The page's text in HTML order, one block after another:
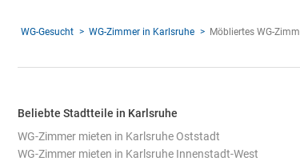
WG-Gesucht WG-Zimmer in Karlsruhe Möbliertes WG-
Beliebte Stadtteile in Karlsruhe
WG-Zimmer mieten in Karlsruhe Oststadt
WG-Zimmer mieten in Karlsruhe Innenstadt-West